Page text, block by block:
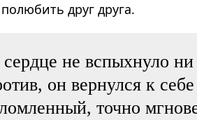
друг друга.
не вспыхнуло
он вернулся к
точно